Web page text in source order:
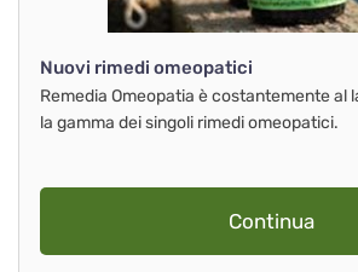
Nuovi rimedi omeopatici
Remedia Omeopatia è costantemente al
la gamma dei singoli rimedi omeopatici.
Continua